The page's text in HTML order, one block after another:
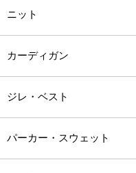
ニット
カーディガン
ジレ・ベスト
パーカー・スウェット